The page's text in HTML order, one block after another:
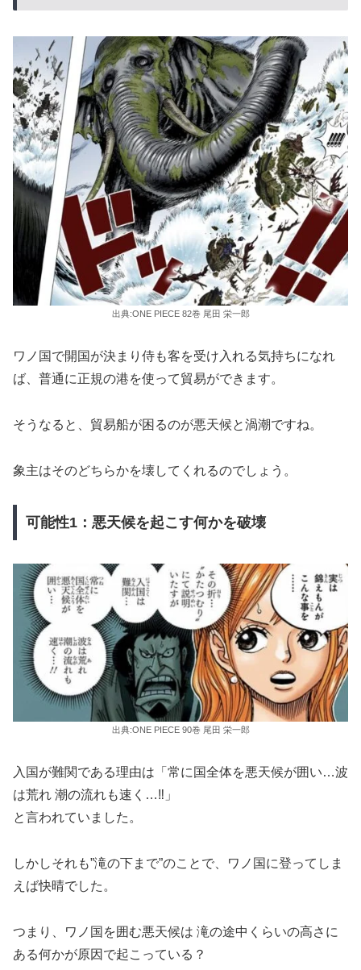
出典:ONE PIECE 82巻 尾田 栄一郎
ワノ国で開国が決まり侍も客を受け入れる気持ちになれ
ば、普通に正規の港を使って貿易ができます。
そうなると、貿易船が困るのが悪天候と渦潮ですね。
象主はそのどちらかを壊してくれるのでしょう。
可能性1：悪天候を起こす何かを破壊
出典:ONE PIECE 90巻 尾田 栄一郎
入国が難関である理由は「常に国全体を悪天候が囲い…波
は荒れ 潮の流れも速く…‼︎」
と言われていました。
しかしそれも”滝の下まで”のことで、ワノ国に登ってしま
えば快晴でした。
つまり、ワノ国を囲む悪天候は 滝の途中くらいの高さに
ある何かが原因で起こっている？